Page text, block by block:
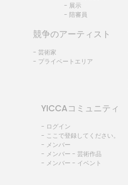
- 展示
- 陪審員
競争のアーティスト
- 芸術家
- プライベートエリア
YICCAコミュニティ
- ログイン
- ここで登録してください。
- メンバー
- メンバー - 芸術作品
- メンバー - イベント